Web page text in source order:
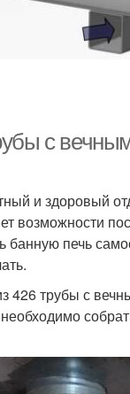
с
и здоровый
возможности
печь
426 трубы с
необходимо